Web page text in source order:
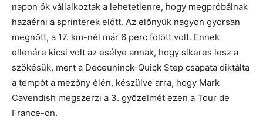
napon ők vállalkoztak a lehetetlenre, hogy megpróbálnak
hazaérni a sprinterek előtt. Az előnyük nagyon gyorsan
megnőtt, a 17. km-nél már 6 perc fölött volt. Ennek
ellenére kicsi volt az esélye annak, hogy sikeres lesz a
szökésük, mert a Deceuninck-Quick Step csapata diktálta
a tempót a mezőny élén, készülve arra, hogy Mark
Cavendish megszerzi a 3. győzelmét ezen a Tour de
France-on.